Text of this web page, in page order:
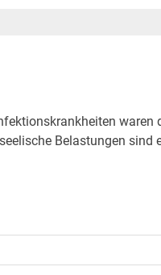
waren
Belastungen sind